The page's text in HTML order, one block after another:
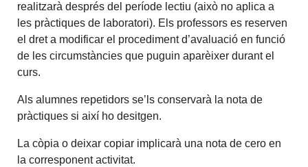
realitzarà després del període lectiu (això no aplica a
les pràctiques de laboratori). Els professors es reserven
el dret a modificar el procediment d’avaluació en funció
de les circumstàncies que puguin aparèixer durant el
curs.
Als alumnes repetidors se’ls conservarà la nota de
pràctiques si així ho desitgen.
La còpia o deixar copiar implicarà una nota de cero en
la corresponent activitat.